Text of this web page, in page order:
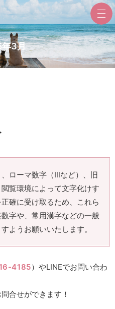
3月
ローマ数字（Ⅲなど）、旧
覧環境によって文字化けす
確に受け取るため、これら
字や、常用漢字などの一般
ようお願いいたします。
4185）やLINEでお問い合わ
合せができます！